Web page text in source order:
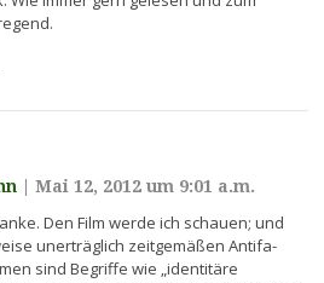
|Mai 12, 2012 um 9:01 a.m.
Den Film werde ich schauen; und
unerträglich zeitgemäßen Antifa-
sind Begriffe wie „identitäre